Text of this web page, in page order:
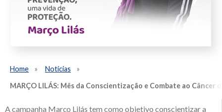
Home
Notícias
MARÇO LILÁS: Mês da Conscientização e Combate ao Câncer
A campanha Março Lilás tem como objetivo conscientizar a